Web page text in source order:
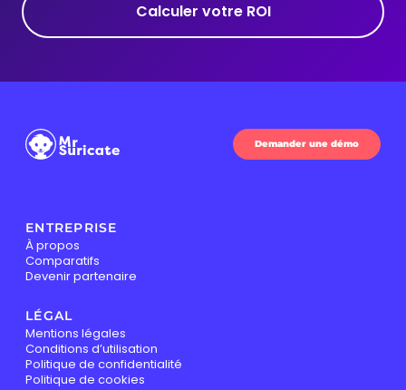
Calculer votre ROI
Demander une démo
ENTREPRISE
À propos
Comparatifs
Devenir partenaire
LÉGAL
Mentions légales
Conditions d’utilisation
Politique de confidentialité
Politique de cookies